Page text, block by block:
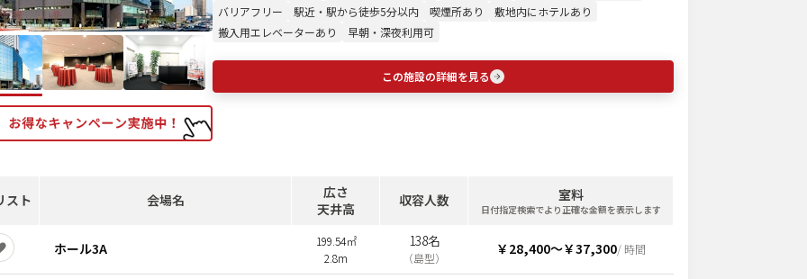
バリアフリー
駅近・駅から徒歩5分以内 喫煙所あり
敷地内にホテルあり
搬入用エレベーターあり
早朝・深夜利用可
この施設の詳細を見る
スト 会場名
広さ
天井高
収容人数 室料
日付指定検索でより正確な金額を表示します
ホール3A
199.54㎡
2.8m
138名
（島型）
￥28,400〜￥37,300/ 時間